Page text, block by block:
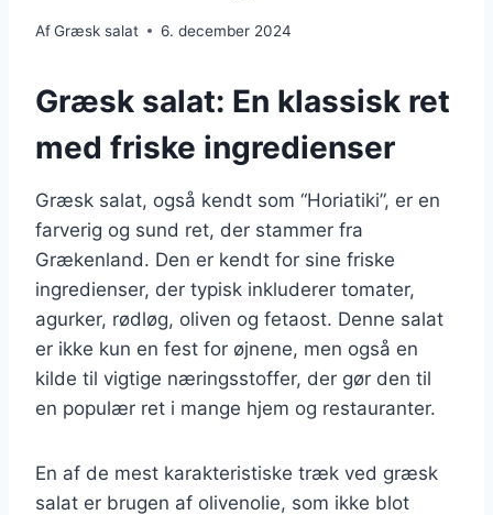
AfGræsk salat 6. december 2024
Græsk salat: En klassisk ret
med friske ingredienser
Græsk salat, også kendt som “Horiatiki”, er en
farverig og sund ret, der stammer fra
Grækenland. Den er kendt for sine friske
ingredienser, der typisk inkluderer tomater,
agurker, rødløg, oliven og fetaost. Denne salat
er ikke kun en fest for øjnene, men også en
kilde til vigtige næringsstoffer, der gør den til
en populær ret i mange hjem og restauranter.
En af de mest karakteristiske træk ved græsk
salat er brugen af olivenolie, som ikke blot